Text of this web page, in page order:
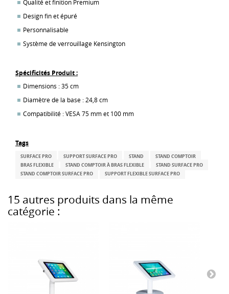
Qualité et finition Premium
Design fin et épuré
Personnalisable
Système de verrouillage Kensington
Spécificités Produit :
Dimensions : 35 cm
Diamètre de la base : 24,8 cm
Compatibilité : VESA 75 mm et 100 mm
Tags
SURFACE PRO SUPPORT SURFACE PRO STAND
STAND COMPTOIR
BRAS FLEXIBLE
STAND COMPTOIR À BRAS FLEXIBLE
STAND SURFACE PRO
STAND COMPTOIR SURFACE PRO
SUPPORT FLEXIBLE SURFACE PRO
15 autres produits dans la même
catégorie :